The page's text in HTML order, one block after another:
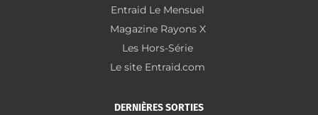
Entraid Le Mensuel
Magazine Rayons X
Les Hors-Série
Le site Entraid.com
DERNIÈRES SORTIES